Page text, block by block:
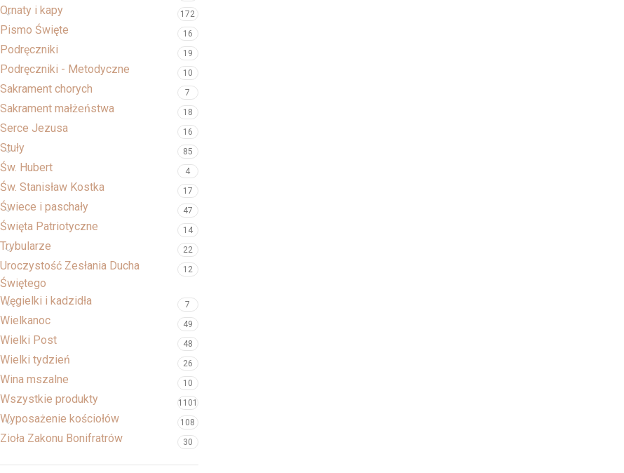
Ornaty i kapy 172
Pismo Święte 16
Podręczniki 19
Podręczniki - Metodyczne 10
Sakrament chorych 7
Sakrament małżeństwa 18
Serce Jezusa 16
Stuły 85
Św. Hubert 4
Św. Stanisław Kostka 17
Świece i paschały 47
Święta Patriotyczne 14
Trybularze 22
Uroczystość Zesłania Ducha
Świętego
12
Węgielki i kadzidła 7
Wielkanoc 49
Wielki Post 48
Wielki tydzień 26
Wina mszalne 10
Wszystkie produkty 1101
Wyposażenie kościołów 108
Zioła Zakonu Bonifratrów 30